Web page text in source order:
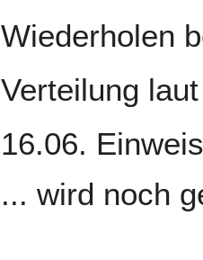
Wiederholen
Verteilung
16.06.
... wird noch